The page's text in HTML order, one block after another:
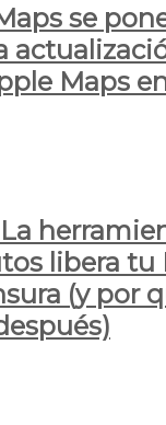
se
Maps
libera tu
(y por